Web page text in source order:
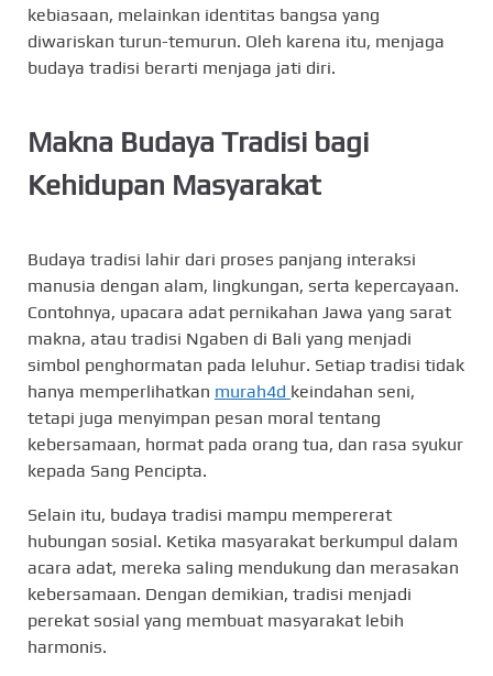
kebiasaan, melainkan identitas bangsa yang
diwariskan turun-temurun. Oleh karena itu, menjaga
budaya tradisi berarti menjaga jati diri.
Makna Budaya Tradisi bagi
Kehidupan Masyarakat
Budaya tradisi lahir dari proses panjang interaksi
manusia dengan alam, lingkungan, serta kepercayaan.
Contohnya, upacara adat pernikahan Jawa yang sarat
makna, atau tradisi Ngaben di Bali yang menjadi
simbol penghormatan pada leluhur. Setiap tradisi tidak
hanya memperlihatkan murah4d keindahan seni,
tetapi juga menyimpan pesan moral tentang
kebersamaan, hormat pada orang tua, dan rasa syukur
kepada Sang Pencipta.
Selain itu, budaya tradisi mampu mempererat
hubungan sosial. Ketika masyarakat berkumpul dalam
acara adat, mereka saling mendukung dan merasakan
kebersamaan. Dengan demikian, tradisi menjadi
perekat sosial yang membuat masyarakat lebih
harmonis.